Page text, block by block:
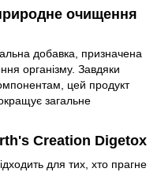
очищення
добавка, призначена
організму. Завдяки
цей продукт
загальне
Creation Digetox
для тих, хто прагне